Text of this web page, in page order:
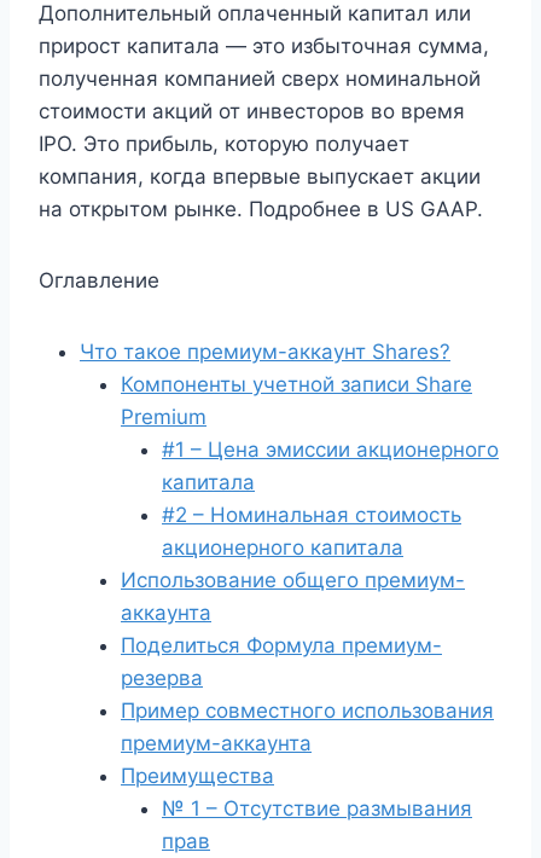
Дополнительный оплаченный капитал или
прирост капитала — это избыточная сумма,
полученная компанией сверх номинальной
стоимости акций от инвесторов во время
IPO. Это прибыль, которую получает
компания, когда впервые выпускает акции
на открытом рынке. Подробнее в US GAAP.
Оглавление
Что такое премиум-аккаунт Shares?
Компоненты учетной записи Share
Premium
#1 – Цена эмиссии акционерного
капитала
#2 – Номинальная стоимость
акционерного капитала
Использование общего премиум-
аккаунта
Поделиться Формула премиум-
резерва
Пример совместного использования
премиум-аккаунта
Преимущества
№ 1 – Отсутствие размывания
прав